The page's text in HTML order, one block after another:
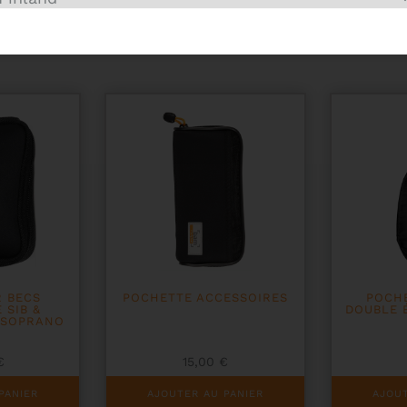
BECS
SIB &
POCHETTE ACCESSOIRES
15,00 €
AJOUTER AU PANIER
DOUBLE